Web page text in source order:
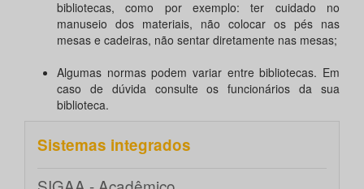
bibliotecas, como por exemplo: ter cuidado no
manuseio dos materiais, não colocar os pés nas
mesas e cadeiras, não sentar diretamente nas mesas;
Algumas normas podem variar entre bibliotecas. Em
caso de dúvida consulte os funcionários da sua
biblioteca.
Sistemas integrados